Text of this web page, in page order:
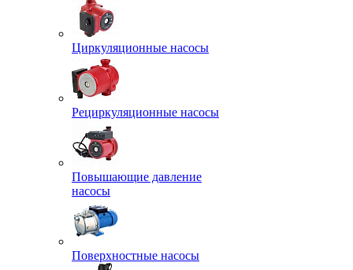
Циркуляционные насосы
Рециркуляционные насосы
Повышающие давление
насосы
Поверхностные насосы